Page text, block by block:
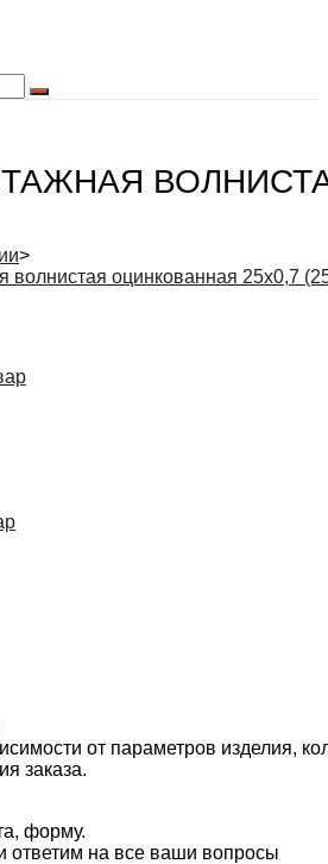
>
волнистая оцинкованная 25х0,7
от параметров изделия,
заказа.
форму.
на все ваши вопросы